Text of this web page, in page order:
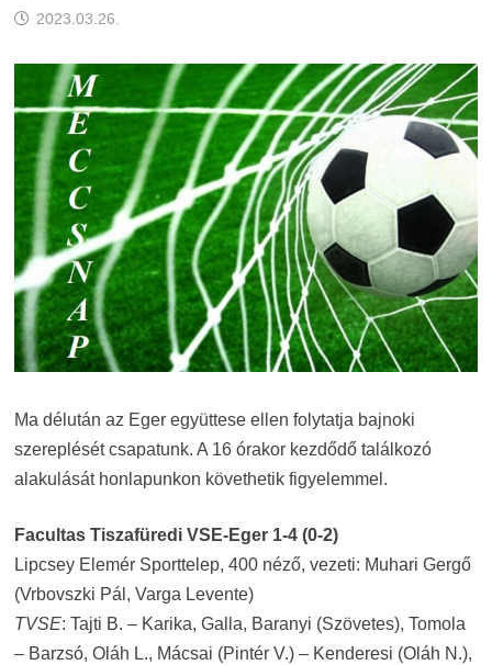
2023.03.26.
Ma délután az Eger együttese ellen folytatja bajnoki
szereplését csapatunk. A 16 órakor kezdődő találkozó
alakulását honlapunkon követhetik figyelemmel.
Facultas Tiszafüredi VSE-Eger 1-4 (0-2)
Lipcsey Elemér Sporttelep, 400 néző, vezeti: Muhari Gergő
(Vrbovszki Pál, Varga Levente)
TVSE: Tajti B. – Karika, Galla, Baranyi (Szövetes), Tomola
– Barzsó, Oláh L., Mácsai (Pintér V.) – Kenderesi (Oláh N.),